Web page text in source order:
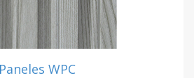
Paneles WPC